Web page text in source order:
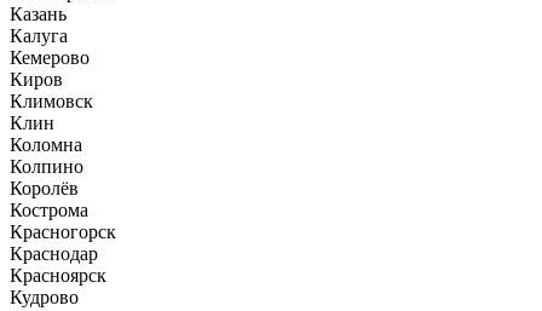
Казань
Калуга
Кемерово
Киров
Климовск
Клин
Коломна
Колпино
Королёв
Кострома
Красногорск
Краснодар
Красноярск
Кудрово